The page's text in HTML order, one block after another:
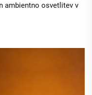
ambientno osvetlitev v